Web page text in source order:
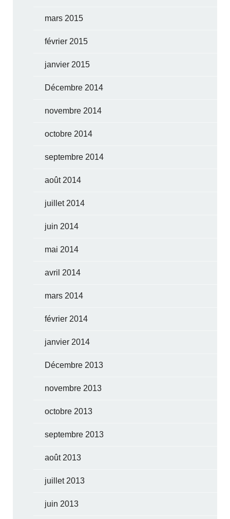
mars 2015
février 2015
janvier 2015
Décembre 2014
novembre 2014
octobre 2014
septembre 2014
août 2014
juillet 2014
juin 2014
mai 2014
avril 2014
mars 2014
février 2014
janvier 2014
Décembre 2013
novembre 2013
octobre 2013
septembre 2013
août 2013
juillet 2013
juin 2013